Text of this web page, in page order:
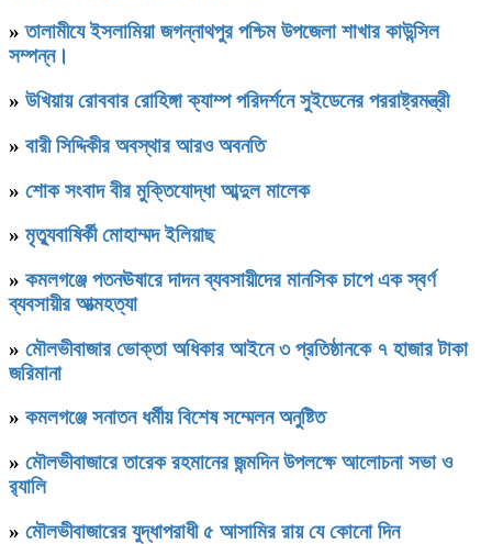
»‎তালামীযে ইসলামিয়া জগন্নাথপুর পশ্চিম উপজেলা শাখার কাউন্সিল
সম্পন্ন।
» উখিয়ায় রোববার রোহিঙ্গা ক্যাম্প পরিদর্শনে সুইডেনের পররাষ্ট্রমন্ত্রী
» বারী সিদ্দিকীর অবস্থার আরও অবনতি
» শোক সংবাদ বীর মুক্তিযোদ্ধা আব্দুল মালেক
» মৃত্যুবাষির্কী মোহাম্মদ ইলিয়াছ
» কমলগঞ্জে পতনঊষারে দাদন ব্যবসায়ীদের মানসিক চাপে এক স্বর্ণ
ব্যবসায়ীর আত্মহত্যা
» মৌলভীবাজার ভোক্তা অধিকার আইনে ৩ প্রতিষ্ঠানকে ৭ হাজার টাকা
জরিমানা
» কমলগঞ্জে সনাতন ধর্মীয় বিশেষ সম্মেলন অনুষ্টিত
» মৌলভীবাজারে তারেক রহমানের জন্মদিন উপলক্ষে আলোচনা সভা ও
র‌্যালি
» মৌলভীবাজারের যুদ্ধাপরাধী ৫ আসামির রায় যে কোনো দিন